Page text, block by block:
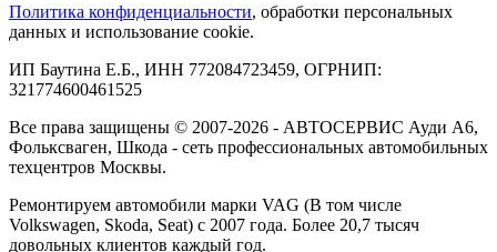
Политика конфиденциальности, обработки персональных
данных и использование cookie.
ИП Баутина Е.Б., ИНН 772084723459, ОГРНИП:
321774600461525
Все права защищены © 2007-2026 - АВТОСЕРВИС Ауди А6,
Фольксваген, Шкода - сеть профессиональных автомобильных
техцентров Москвы.
Ремонтируем автомобили марки VAG (В том числе
Volkswagen, Skoda, Seat) с 2007 года. Более 20,7 тысяч
довольных клиентов каждый год.